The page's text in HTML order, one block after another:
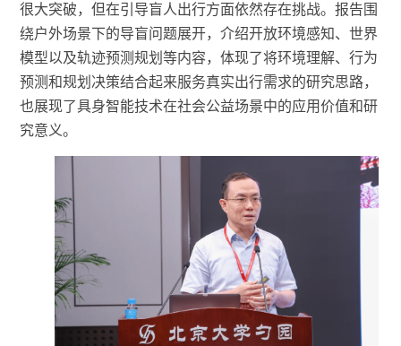
很大突破，但在引导盲人出行方面依然存在挑战。报告围
绕户外场景下的导盲问题展开，介绍开放环境感知、世界
模型以及轨迹预测规划等内容，体现了将环境理解、行为
预测和规划决策结合起来服务真实出行需求的研究思路，
也展现了具身智能技术在社会公益场景中的应用价值和研
究意义。